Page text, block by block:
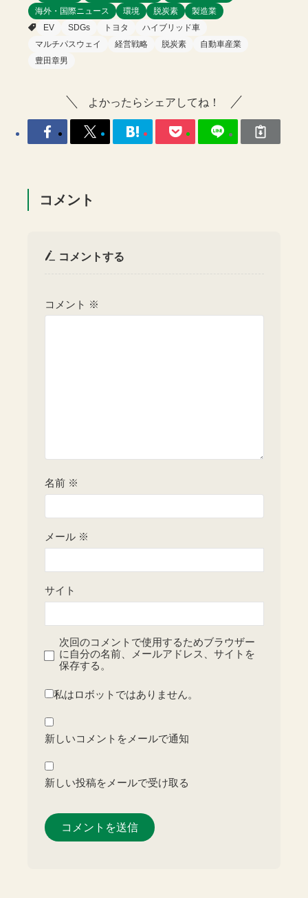
海外・国際ニュース
環境 脱炭素
製造業
EV
SDGs トヨタ
ハイブリッド車
マルチパスウェイ
経営戦略 脱炭素
自動車産業
豊田章男
よかったらシェアしてね！
コメント
コメントする
コメント ※
名前 ※
メール ※
サイト
次回のコメントで使用するためブラウザー
に自分の名前、メールアドレス、サイトを
保存する。
私はロボットではありません。
新しいコメントをメールで通知
新しい投稿をメールで受け取る